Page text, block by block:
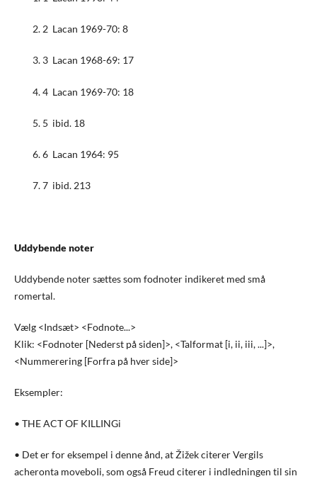
2 Lacan 1969-70: 8
3 Lacan 1968-69: 17
4 Lacan 1969-70: 18
5 ibid. 18
6 Lacan 1964: 95
7 ibid. 213
Uddybende noter
Uddybende noter sættes som fodnoter indikeret med små
romertal.
Vælg <Indsæt> <Fodnote...>
Klik: <Fodnoter [Nederst på siden]>, <Talformat [i, ii, iii, ...]>,
<Nummerering [Forfra på hver side]>
Eksempler:
• THE ACT OF KILLINGi
• Det er for eksempel i denne ånd, at Žižek citerer Vergils
acheronta moveboIi, som også Freud citerer i indledningen til sin